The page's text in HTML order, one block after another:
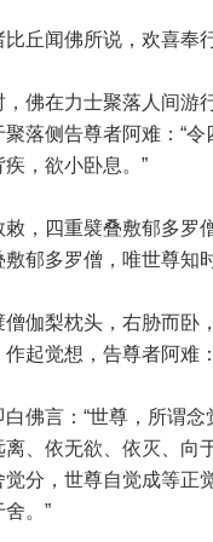
丘闻佛所说，欢喜奉行
佛在力士聚落人间游
落侧告尊者阿难：“
，欲小卧息。”
，四重襞叠敷郁多罗
郁多罗僧，唯世尊知
伽梨枕头，右胁而卧
起觉想，告尊者阿难
佛言：“世尊，所谓
、依无欲、依灭、向
分，世尊自觉成等正
。”